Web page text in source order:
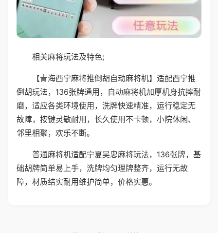
相关麻将玩法及特色;
【青海西宁麻将推倒胡自动麻将机】适配西宁推
倒胡玩法，136张牌通用，自动麻将机加厚机身抗摔耐
磨，适应各类环境使用，洗牌快速精准，运行稳定无
故障，按键灵敏耐用，长久使用不卡顿，小院休闲、
邻里相聚，欢乐不断。
普通麻将机适配宁夏吴忠麻将玩法，136张牌，基
础胡牌简单易上手，洗牌均匀理牌整齐，运行无故
障，材质结实耐用维护简单，价格实惠。